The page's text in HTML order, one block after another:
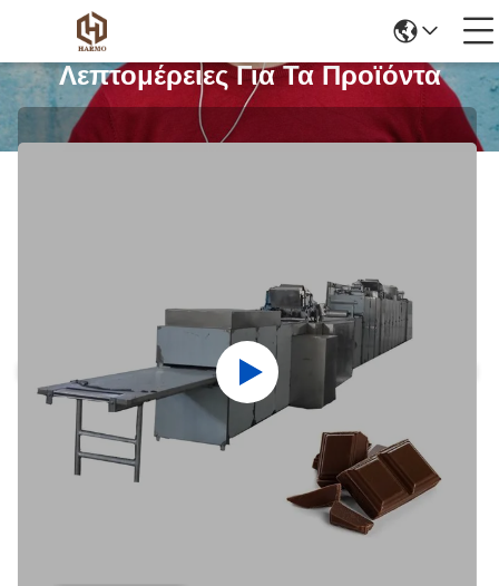
Λεπτομέρειες Για Τα Προϊόντα